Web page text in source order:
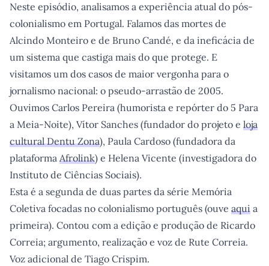
Uma cultura é feita pelas suas cidades
A cultura serve para quê? O (des)investimento cultural
em Portugal
É no espaço físico que a humanidade se revela
Um ecrã que nos aproxima
Uma biblioteca não se faz só de livros
Editorial de lançamento
Neste episódio, analisamos a experiência atual do pós-
colonialismo em Portugal. Falamos das mortes de
Alcindo Monteiro e de Bruno Candé, e da ineficácia de
um sistema que castiga mais do que protege. E
visitamos um dos casos de maior vergonha para o
jornalismo nacional: o pseudo-arrastão de 2005.
Ouvimos Carlos Pereira (humorista e repórter do 5 Para
a Meia-Noite), Vítor Sanches (fundador do projeto e loja
cultural Dentu Zona), Paula Cardoso (fundadora da
plataforma Afrolink) e Helena Vicente (investigadora do
Instituto de Ciências Sociais).
Esta é a segunda de duas partes da série Memória
Coletiva focadas no colonialismo português (ouve aqui a
primeira). Contou com a edição e produção de Ricardo
Correia; argumento, realização e voz de Rute Correia.
Voz adicional de Tiago Crispim.